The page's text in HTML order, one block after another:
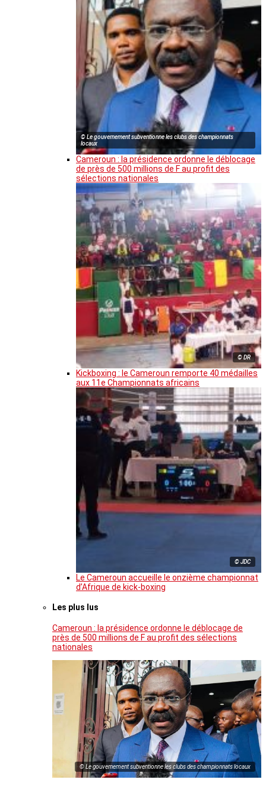
© Le gouvernement subventionne les clubs des championnats
locaux
Cameroun : la présidence ordonne le déblocage
de près de 500 millions de F au profit des
sélections nationales
© DR
Kickboxing : le Cameroun remporte 40 médailles
aux 11e Championnats africains
© JDC
Le Cameroun accueille le onzième championnat
d’Afrique de kick-boxing
Les plus lus
Cameroun : la présidence ordonne le déblocage de
près de 500 millions de F au profit des sélections
nationales
© Le gouvernement subventionne les clubs des championnats locaux